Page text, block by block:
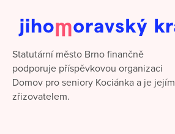
Statutární město Brno finančně
podporuje příspěvkovou organizaci
Domov pro seniory Kociánka a je jejím
zřizovatelem.